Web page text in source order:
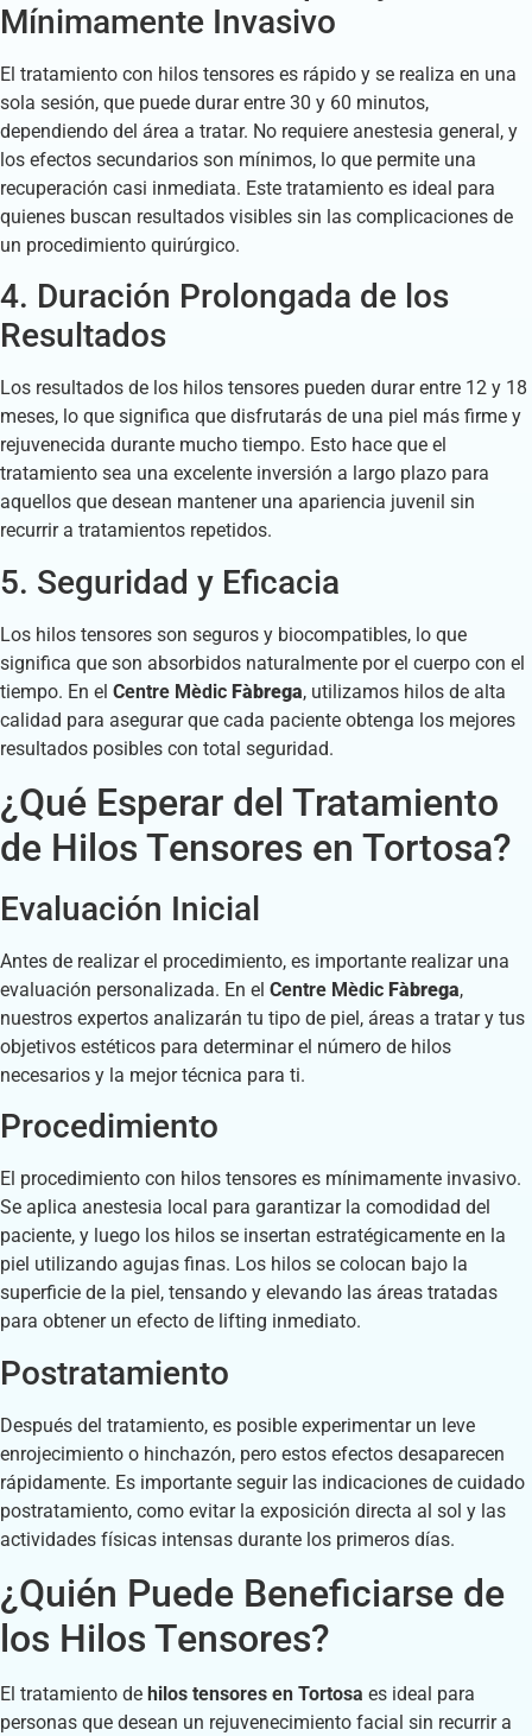
Mínimamente Invasivo
El tratamiento con hilos tensores es rápido y se realiza en una
sola sesión, que puede durar entre 30 y 60 minutos,
dependiendo del área a tratar. No requiere anestesia general, y
los efectos secundarios son mínimos, lo que permite una
recuperación casi inmediata. Este tratamiento es ideal para
quienes buscan resultados visibles sin las complicaciones de
un procedimiento quirúrgico.
4. Duración Prolongada de los
Resultados
Los resultados de los hilos tensores pueden durar entre 12 y 18
meses, lo que significa que disfrutarás de una piel más firme y
rejuvenecida durante mucho tiempo. Esto hace que el
tratamiento sea una excelente inversión a largo plazo para
aquellos que desean mantener una apariencia juvenil sin
recurrir a tratamientos repetidos.
5. Seguridad y Eficacia
Los hilos tensores son seguros y biocompatibles, lo que
significa que son absorbidos naturalmente por el cuerpo con el
tiempo. En el Centre Mèdic Fàbrega, utilizamos hilos de alta
calidad para asegurar que cada paciente obtenga los mejores
resultados posibles con total seguridad.
¿Qué Esperar del Tratamiento
de Hilos Tensores en Tortosa?
Evaluación Inicial
Antes de realizar el procedimiento, es importante realizar una
evaluación personalizada. En el Centre Mèdic Fàbrega,
nuestros expertos analizarán tu tipo de piel, áreas a tratar y tus
objetivos estéticos para determinar el número de hilos
necesarios y la mejor técnica para ti.
Procedimiento
El procedimiento con hilos tensores es mínimamente invasivo.
Se aplica anestesia local para garantizar la comodidad del
paciente, y luego los hilos se insertan estratégicamente en la
piel utilizando agujas finas. Los hilos se colocan bajo la
superficie de la piel, tensando y elevando las áreas tratadas
para obtener un efecto de lifting inmediato.
Postratamiento
Después del tratamiento, es posible experimentar un leve
enrojecimiento o hinchazón, pero estos efectos desaparecen
rápidamente. Es importante seguir las indicaciones de cuidado
postratamiento, como evitar la exposición directa al sol y las
actividades físicas intensas durante los primeros días.
¿Quién Puede Beneficiarse de
los Hilos Tensores?
El tratamiento de hilos tensores en Tortosa es ideal para
personas que desean un rejuvenecimiento facial sin recurrir a